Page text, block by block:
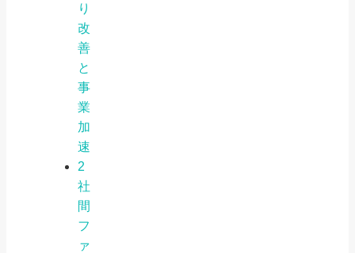
り
改
善
と
事
業
加
速
2
社
間
フ
ァ